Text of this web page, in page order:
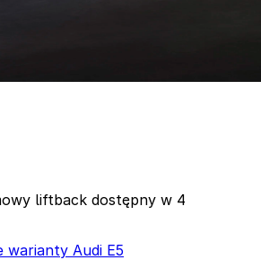
liftback dostępny w 4
warianty Audi E5